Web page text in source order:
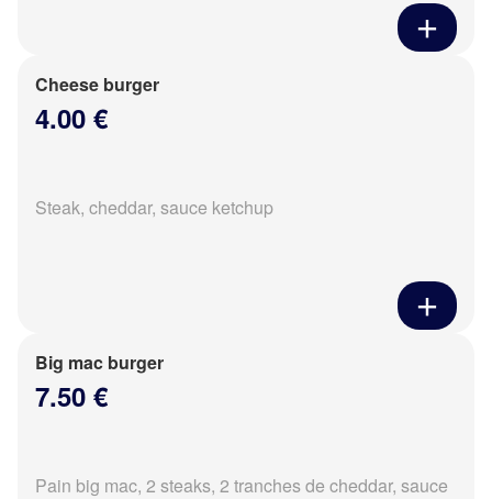
Cheese burger
4.00 €
Steak, cheddar, sauce ketchup
Big mac burger
7.50 €
Pain big mac, 2 steaks, 2 tranches de cheddar, sauce